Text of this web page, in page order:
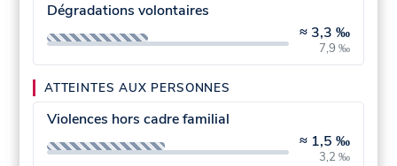
Dégradations volontaires
≈ 3,3 ‰
7,9 ‰
ATTEINTES AUX PERSONNES
Violences hors cadre familial
≈ 1,5 ‰
3,2 ‰